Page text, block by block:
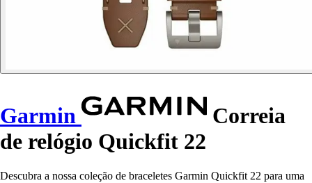
Garmin
Correia
de relógio Quickfit 22
Descubra a nossa coleção de braceletes Garmin Quickfit 22 para uma